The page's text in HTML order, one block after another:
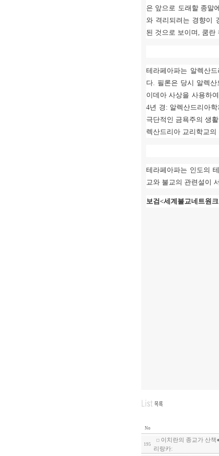
은 앞으로 도래할 종말
와 격리되려는 경향이
된 것으로 보이며 , 쿰란
테라페아파는 알렉산
다. 필론은 당시 알렉
이데아 사상을 사용하
4년 경 : 알렉산드리아
극단적인 금욕주의 생
렉산드리아 교리학교
테라페아파는 인도의
교와 불교의 관련설이
보검 <세계불교네트원
No
195
이치란의 종교가 산
리랑카: